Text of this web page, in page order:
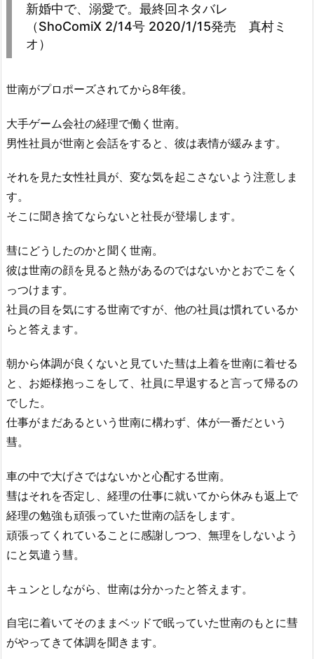
新婚中で、溺愛で。最終回ネタバレ
（ShoComiX 2/14号 2020/1/15発売 真村ミ
オ）
世南がプロポーズされてから8年後。
大手ゲーム会社の経理で働く世南。
男性社員が世南と会話をすると、彼は表情が緩みます。
それを見た女性社員が、変な気を起こさないよう注意しま
す。
そこに聞き捨てならないと社長が登場します。
彗にどうしたのかと聞く世南。
彼は世南の顔を見ると熱があるのではないかとおでこをく
っつけます。
社員の目を気にする世南ですが、他の社員は慣れているか
らと答えます。
朝から体調が良くないと見ていた彗は上着を世南に着せる
と、お姫様抱っこをして、社員に早退すると言って帰るの
でした。
仕事がまだあるという世南に構わず、体が一番だという
彗。
車の中で大げさではないかと心配する世南。
彗はそれを否定し、経理の仕事に就いてから休みも返上で
経理の勉強も頑張っていた世南の話をします。
頑張ってくれていることに感謝しつつ、無理をしないよう
にと気遣う彗。
キュンとしながら、世南は分かったと答えます。
自宅に着いてそのままベッドで眠っていた世南のもとに彗
がやってきて体調を聞きます。